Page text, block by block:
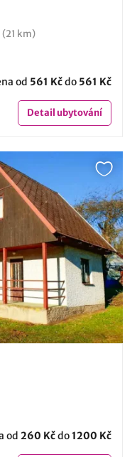
(21 km)
od 561 Kčdo 561 Kč
Detailubytování
od 260 Kčdo1200 Kč